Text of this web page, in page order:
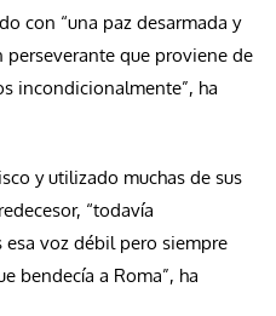
con “una paz desarmada y
que proviene de
incondicionalmente”, ha
y utilizado muchas de sus
“todavía
voz débil pero siempre
bendecía a Roma”, ha